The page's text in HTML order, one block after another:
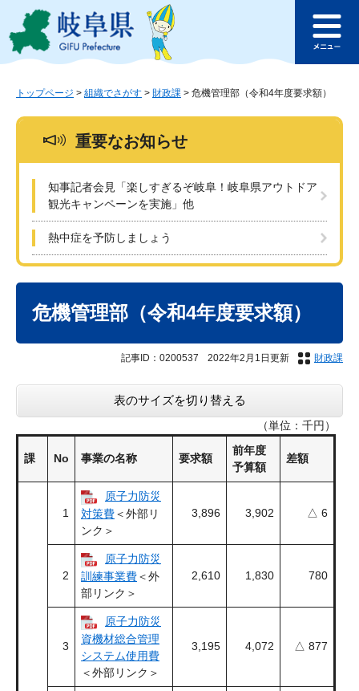
ジ
ュ
このページの本文へ
ュ
トップページ > 組織でさがす > 財政課 > 危機管理部（令和4年度要求額）
重要なお知らせ
知事記者会見「楽しすぎるぞ岐阜！岐阜県アウトドア
観光キャンペーンを実施」他
熱中症を予防しましょう
危機管理部（令和4年度要求額）
記事ID：0200537 2022年2月1日更新 財政課
表のサイズを切り替える
（単位：千円）
課 No 事業の名称 要求額
前年度
予算額
差額
1
原子力防災
対策費＜外部リ
ンク＞
3,896 3,902 △ 6
2
原子力防災
訓練事業費＜外
部リンク＞
2,610 1,830 780
3
原子力防災
資機材総合管理
システム使用費
＜外部リンク＞
3,195 4,072 △ 877